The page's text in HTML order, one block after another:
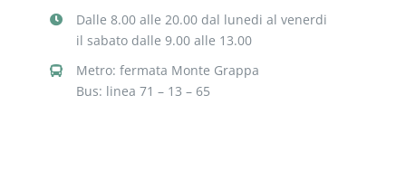
Dalle 8.00 alle 20.00 dal lunedi al venerdi
il sabato dalle 9.00 alle 13.00
Metro: fermata Monte Grappa
Bus: linea 71 – 13 – 65